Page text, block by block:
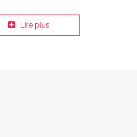
Lire plus